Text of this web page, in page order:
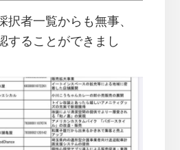
択者一覧からも無事、
することができまし